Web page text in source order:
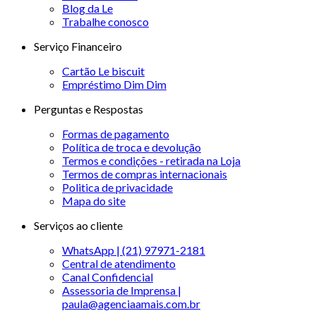
Blog da Le
Trabalhe conosco
Serviço Financeiro
Cartão Le biscuit
Empréstimo Dim Dim
Perguntas e Respostas
Formas de pagamento
Política de troca e devolução
Termos e condições - retirada na Loja
Termos de compras internacionais
Politica de privacidade
Mapa do site
Serviços ao cliente
WhatsApp | (21) 97971-2181
Central de atendimento
Canal Confidencial
Assessoria de Imprensa |
paula@agenciaamais.com.br